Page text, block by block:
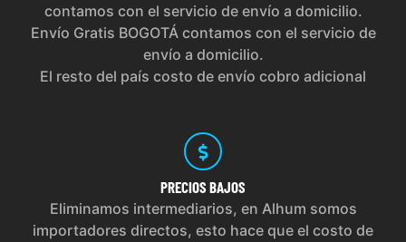
contamos con el servicio de envío a domicilio.
Envío Gratis BOGOTÁ contamos con el servicio de
envío a domicilio.
El resto del país costo de envío cobro adicional
PRECIOS BAJOS
Eliminamos intermediarios, en Alhum somos
importadores directos, esto hace que el costo de